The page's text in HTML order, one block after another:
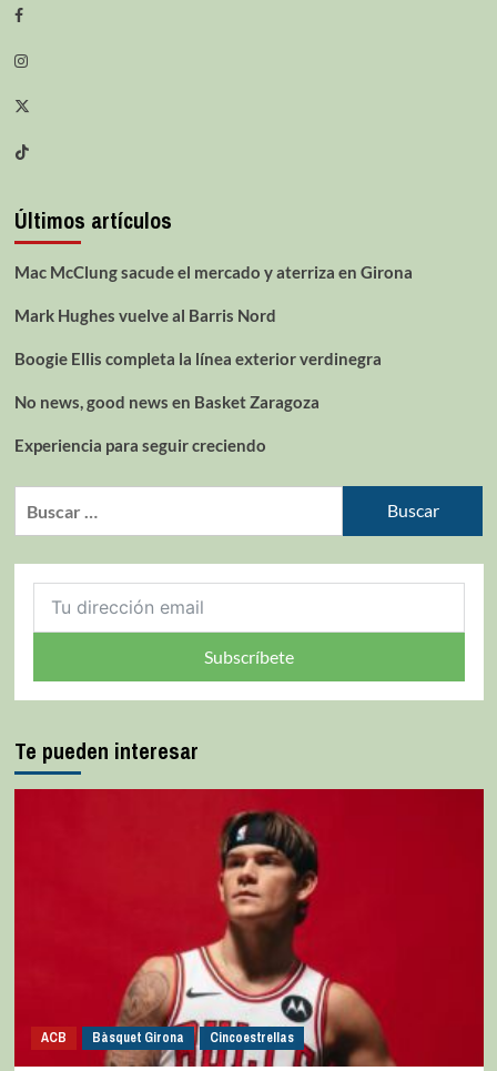
Últimos artículos
Mac McClung sacude el mercado y aterriza en Girona
Mark Hughes vuelve al Barris Nord
Boogie Ellis completa la línea exterior verdinegra
No news, good news en Basket Zaragoza
Experiencia para seguir creciendo
Subscríbete
Te pueden interesar
ACB Bàsquet Girona Cincoestrellas